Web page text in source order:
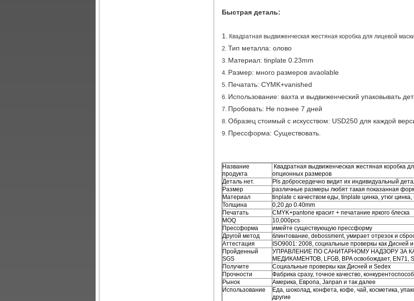
Быстрая деталь:
1.
Квадратная выдвиженческая жестяная коробка для лицевой
2. Тип металла: олово
3. Материал: tinplate 0.23mm
4. Размер: много размеров avaolable
5. Печатать: CYMK+vanished
6. Использование: вахта и выдвиженческий упаковывать
7. Пробовать: Не познее 7 дней
8. Образец стоимый с искусством: USD250 для каждой
9. Прессформа: Существовать.
Название
продукта
Квадратная выдвиженческая жестяная коробка
опционных размеров
Деталь нет.
Pls добросердечно видит их индивидуальный
Размер
различные размеры любят такая показанная
Материал
tinplate с качеством еды, tinplate цинка, утюг
Толщина
0,20 до 0.40mm
Печатать
CMYK+pantone красит + печатание яркого блеска
MOQ
10,000pcs
Прессформа
имейте существующую прессформу
Другой метод
блинтование, debossment, умирает отрезок и
Аттестация
ISO9001: 2008, социальные проверкы как Дисней
Пройденный
SGS
УПРАВЛЕНИЕ ПО САНИТАРНОМУ НАДЗОРУ ЗА
МЕДИКАМЕНТОВ, LFGB, BPA освобождает, EN71,
Получите
Социальные проверкы как Дисней и Sedex
Прочности
Фабрика сразу, точное качество,
Рынок
Америка, Европа, Janpan и так далее
Использование
Еда, шоколад, конфета, кофе, чай, косметика,
другие